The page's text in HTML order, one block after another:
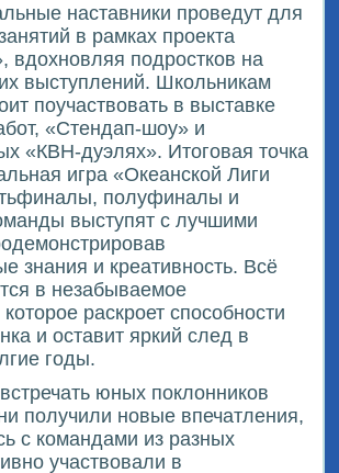
наставники проведут для
в рамках проекта
подростков на
выступлений. Школьникам
поучаствовать в выставке
«Стендап-шоу» и
«КВН-дуэлях». Итоговая точка
игра «Океанской Лиги
полуфиналы и
выступят с лучшими
знания и креативность. Всё
в незабываемое
раскроет способности
и оставит яркий след в
годы.
юных поклонников
получили новые впечатления,
с командами из разных
участвовали в